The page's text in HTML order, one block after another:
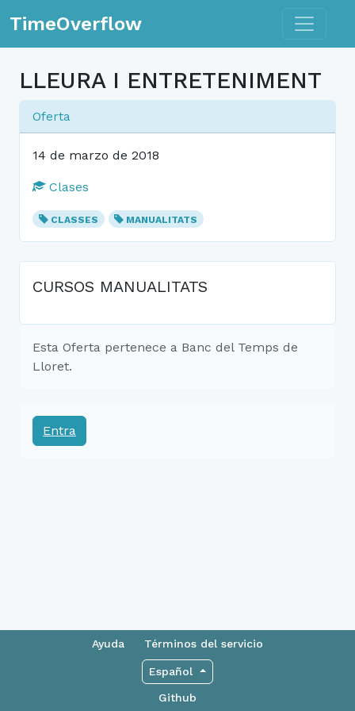
TimeOverflow Toggle
LLEURA I ENTRETENIMENT
Oferta
14 de marzo de 2018
Clases
CLASSES MANUALITATS
CURSOS MANUALITATS
Esta Oferta pertenece a Banc del Temps de
Lloret.
Entra
Ayuda Términos del servicio
Español
Github